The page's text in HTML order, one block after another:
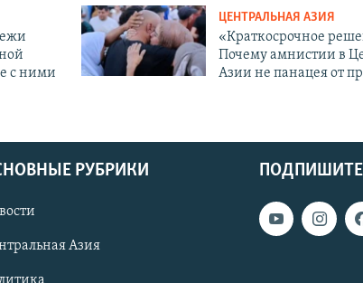
с ними
ЦЕНТРАЛЬНАЯ АЗИЯ
«Краткосрочное
Почему амнистии в
Азии не панацея от
РУБРИКИ
Азия